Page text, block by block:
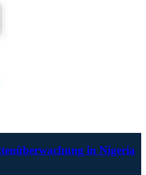
in Nigeria